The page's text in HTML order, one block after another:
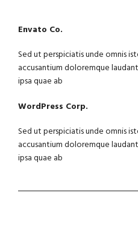
Envato Co.
Sed ut perspiciatis unde omnis
accusantium doloremque
ipsa quae ab
WordPress Corp.
Sed ut perspiciatis unde omnis
accusantium doloremque
ipsa quae ab